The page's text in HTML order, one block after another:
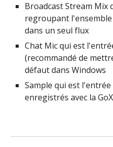
Broadcast Stream Mix
regroupant
dans un seul flux
Chat Mic qui est
(recommandé de
défaut dans Windows
Sample qui est
enregistrés avec la